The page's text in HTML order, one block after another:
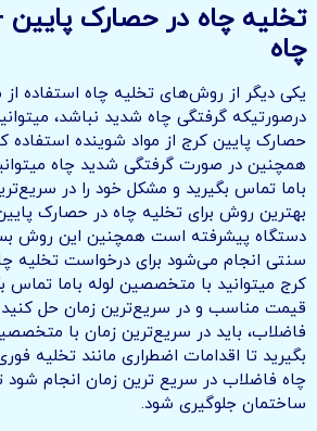
تخلیه چاه در حصارک پایین
چاه
یکی دیگر از روش‌های تخلیه چاه استفاده
درصورتیکه گرفتگی چاه شدید نباشد،
حصارک پایین کرج از مواد شوینده استفاده
همچنین در صورت گرفتگی شدید چاه
باما تماس بگیرید و مشکل خود را در
بهترین روش برای تخلیه چاه در حصارک
دستگاه پیشرفته است همچنین این روش
سنتی انجام می‌شود برای درخواست تخلیه
کرج میتوانید با متخصصین لوله باما تماس
قیمت مناسب و در سریع‌ترین زمان حل
فاضلاب، باید در سریع‌ترین زمان با
بگیرید تا اقدامات اضطراری مانند تخلیه
چاه فاضلاب در سریع ترین زمان انجام
ساختمان جلوگیری شود.